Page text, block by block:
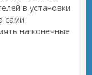
в установки
сами
на конечные